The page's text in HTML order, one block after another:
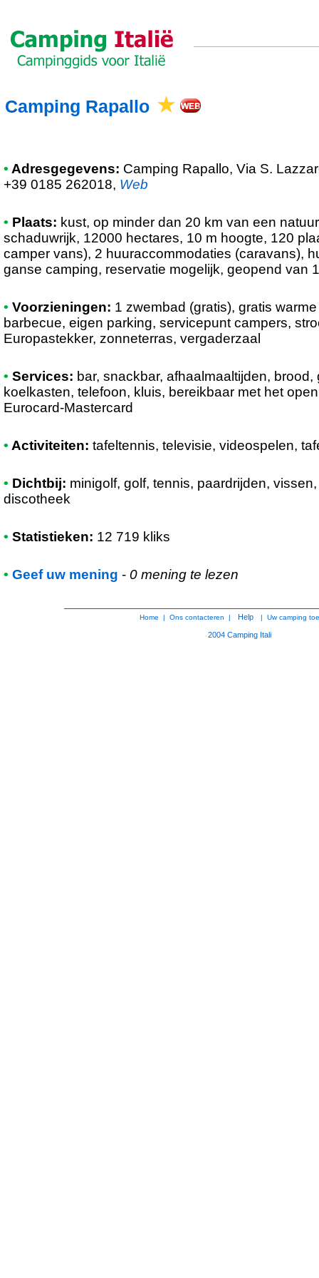
Camping Rapallo
• Adresgegevens: Camping Rapallo, Via S.
+39 0185 262018, Web
• Plaats: kust, op minder dan 20 km van een
schaduwrijk, 12000 hectares, 10 m hoogte, 120
camper vans), 2 huuraccommodaties (caravans),
ganse camping, reservatie mogelijk, geopend van
• Voorzieningen: 1 zwembad (gratis), gratis
barbecue, eigen parking, servicepunt campers,
Europastekker, zonneterras, vergaderzaal
• Services: bar, snackbar, afhaalmaaltijden,
koelkasten, telefoon, kluis, bereikbaar met het
Eurocard-Mastercard
• Activiteiten: tafeltennis, televisie, videospelen,
• Dichtbij: minigolf, golf, tennis, paardrijden,
discotheek
• Statistieken: 12 719 kliks
• Geef uw mening - 0 mening te lezen
Home | Ons contacteren | Help | Uw camping
2004 Camping Itali